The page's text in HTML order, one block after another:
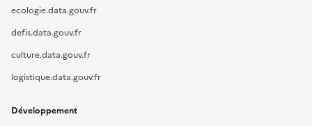
ecologie.data.gouv.fr
defis.data.gouv.fr
culture.data.gouv.fr
logistique.data.gouv.fr
Développement